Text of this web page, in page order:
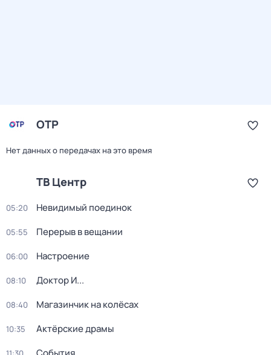
ОТР
Нет данных о передачах на это время
ТВ Центр
05:20 Невидимый поединок
05:55 Перерыв в вещании
06:00 Настроение
08:10 Доктор И...
08:40 Магазинчик на колёсах
10:35 Актёрские драмы